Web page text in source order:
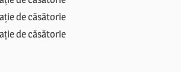
de căsătorie
de căsătorie